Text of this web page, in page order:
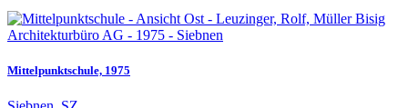
Mittelpunktschule, 1975